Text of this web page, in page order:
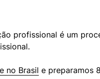
profissional é um
no Brasil e preparamos